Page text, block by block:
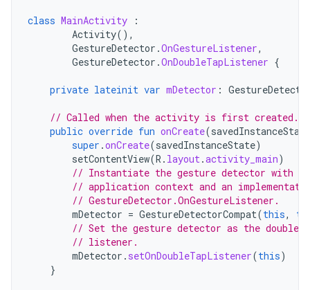
class MainActivity
:
Activity(),
GestureDetector .OnGestureListener,
GestureDetector .OnDoubleTapListener {
private lateinit var mDetector :
// Called when the activity is first created.
public override fun onCreate(savedInstanceState
super .onCreate(savedInstanceState)
setContentView(R . layout.activity_main)
// Instantiate the gesture detector with
// application context and an
// GestureDetector.OnGestureListener.
mDetector = GestureDetectorCompat(this,
// Set the gesture detector as the double-
// listener.
mDetector . setOnDoubleTapListener(this)
}